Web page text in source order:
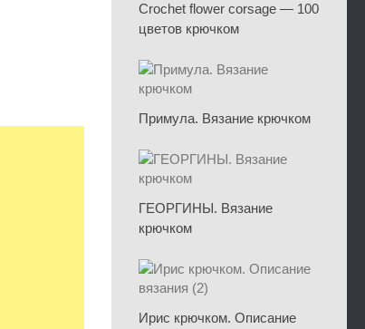
Crochet flower corsage — 100
цветов крючком
Примула. Вязание крючком
ГЕОРГИНЫ. Вязание
крючком
Ирис крючком. Описание